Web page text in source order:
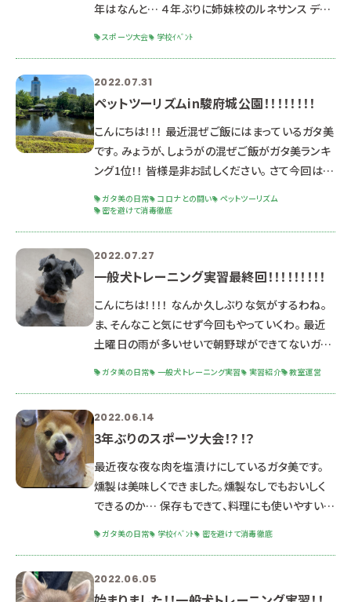
年はなんと… ４年ぶりに姉妹校のルネサンス デザ
害物リレー ドッジボールの３競技でした。 ドッグ・
ウェルネス科は障害物リレー以外決勝進出！！ 入賞
はできませんでしたが、学生たちが頑張りを見せて
くれました！！！ 同着の為、じゃんけんによる決勝
スポーツ大会 学校ｲﾍﾞﾝﾄ
2022.07.31
ペットツーリズムin駿府城公園！！！！！！！！
こんにちは！！！ 最近混ぜご飯にはまっているガタ美
です。 みょうが、しょうがの混ぜご飯がガタ美ランキ
ング1位！！ 皆様是非お試しください。 さて今回は
いたします。 今回は気温が高い事を考え、犬なしで
の実施となりました。 各自水分補給、暑さ対策、コ
ロナ対策を意識しながらの実施となりました。 集
合写真どん！！！！！ 犬を連れていくなら何をするの
か、どのようなことに気を付けるべきなのかを考え
ながら公園内を歩き回りました。 途中映え写真を
撮っ
ガタ美の日常 コロナとの闘い
ペットツーリズム
密を避けて消毒徹底
2022.07.27
一般犬トレーニング実習最終回！！！！！！！！！
こんにちは！！！！ なんか久しぶりな気がするわね。
ま、そんなこと気にせず今回もやっていくわ。 最近
土曜日の雨が多いせいで朝野球ができてないガタ
みんな気を付けるのよ。 さて今回は前期に行われ
た一般の飼い主様を招いてのしつけ方教室。 一般
犬トレーニング実習の最終回の紹介をしていきま
す。 去年はたどたどしかった学生達が飼い主様達
の前で堂々と話をしている姿を見
ガタ美の日常 一般犬トレーニング実習 実習紹介 教室運営
2022.06.14
3年ぶりのスポーツ大会！？！？
最近夜な夜な肉を塩漬けにしているガタ美です。
燻製は美味しくできました。燻製なしでもおいしく
できるのか… 保存もできて、料理にも使いやすい加
大会。 今年は3年ぶりにペット校のみでの開催とな
ガタ美の日常 学校ｲﾍﾞﾝﾄ 密を避けて消毒徹底
2022.06.05